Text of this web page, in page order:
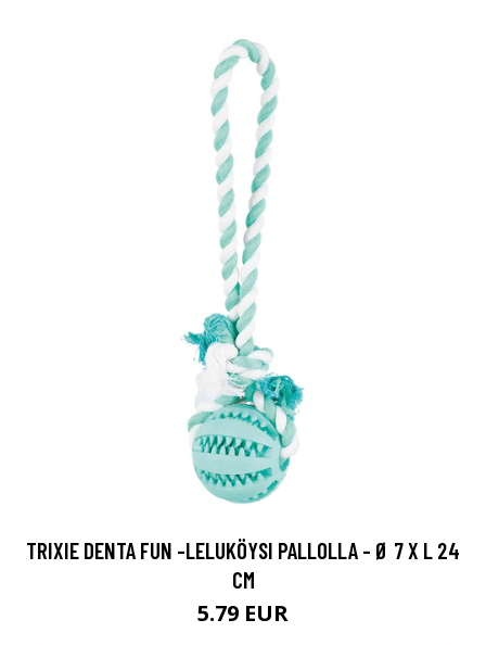
TRIXIE DENTA FUN -LELUKÖYSI PALLOLLA - Ø 7 X L 24
CM
5.79 EUR